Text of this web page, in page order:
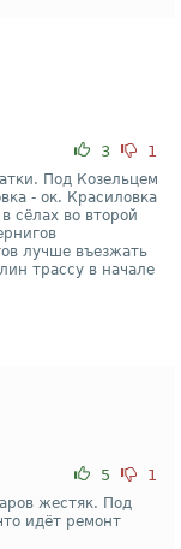
3 1
Под Козельцем
- ок. Красиловка
сёлах во второй
лучше въезжать
трассу в начале
5 1
жестяк. Под
идёт ремонт